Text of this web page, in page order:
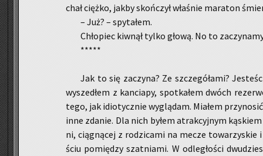
chał cięż­ko, jakby skoń­czył wła­śnie ma­ra­ton
– Już? – spy­ta­łem.
Chło­piec kiw­nął tylko głową. No to
*****
Jak to się za­czy­na? Ze szcze­gó­ła­mi?
wy­sze­dłem z kan­cia­py, spo­tka­łem dwóch
tego, jak idio­tycz­nie wy­glą­dam. Mia­łem
inne zda­nie. Dla nich byłem atrak­cyj­nym
ni, cią­gną­cej z ro­dzi­ca­mi na mecze
ściu po­mię­dzy szat­nia­mi. W od­le­gło­ści